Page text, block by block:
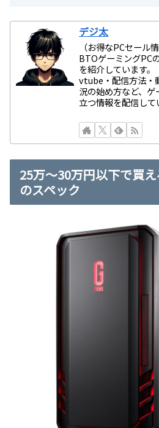
デジ太
（お得なPCセール
BTOゲーミングPC
を紹介しています。
vtube・配信方法・
況の始め方など、
立つ情報を配信して
25万～30万円以下で買
のスペック